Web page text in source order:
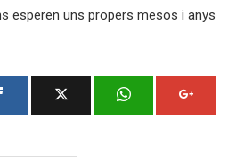
esperen uns propers mesos i anys